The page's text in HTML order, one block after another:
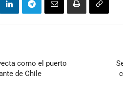
como el puerto
de Chile